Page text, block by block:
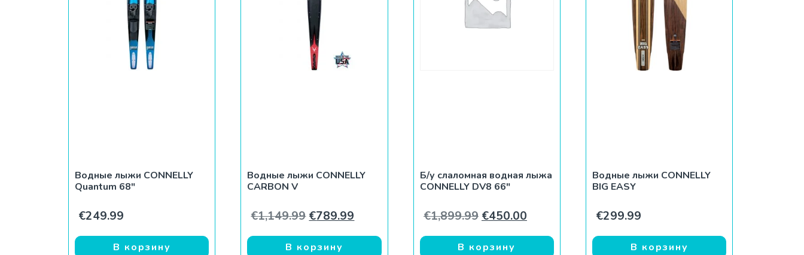
Водные лыжи CONNELLY
Quantum 68″
€249.99
В корзину
Водные лыжи CONNELLY
CARBON V
€1,149.99 Первоначальная цена составляла €1,149.99.
€789.99 Текущая цена: €789.99.
В корзину
Б/у слаломная водная лыжа
CONNELLY DV8 66″
€1,899.99 Первоначальная цена составляла €1,899.99.
€450.00Текущая цена: €450.00.
В корзину
Водные лыжи CONNELLY
BIG EASY
€299.99
В корзину